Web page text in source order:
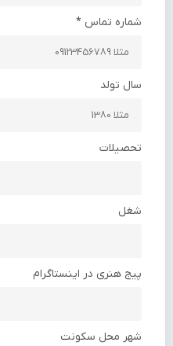
شماره تماس *
سال تولد
تحصیلات
شغل
پیج هنری در اینستاگرام
شهر محل سکونت